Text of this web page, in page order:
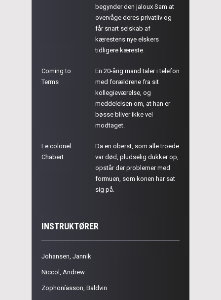
begynder den jaloux Sam at
overvåge deres privatliv og
får snart selskab af
kærestens nye elskers
tidligere kæreste.
Coming to
Terms
En 20-årig mand taler i telefon
med forældrene fra sit
kollegieværelse, og
meddelelsen om, at han er
bøsse bliver ikke vel
modtaget.
Le colonel
Chabert
Da en oberst, som alle troede
var død, pludselig dukker op,
opstår der problemer med
formuen, som konen har sat
sig på.
INSTRUKTØRER
Johansen, Jannik
Niccol, Andrew
Zophoníasson, Baldvin